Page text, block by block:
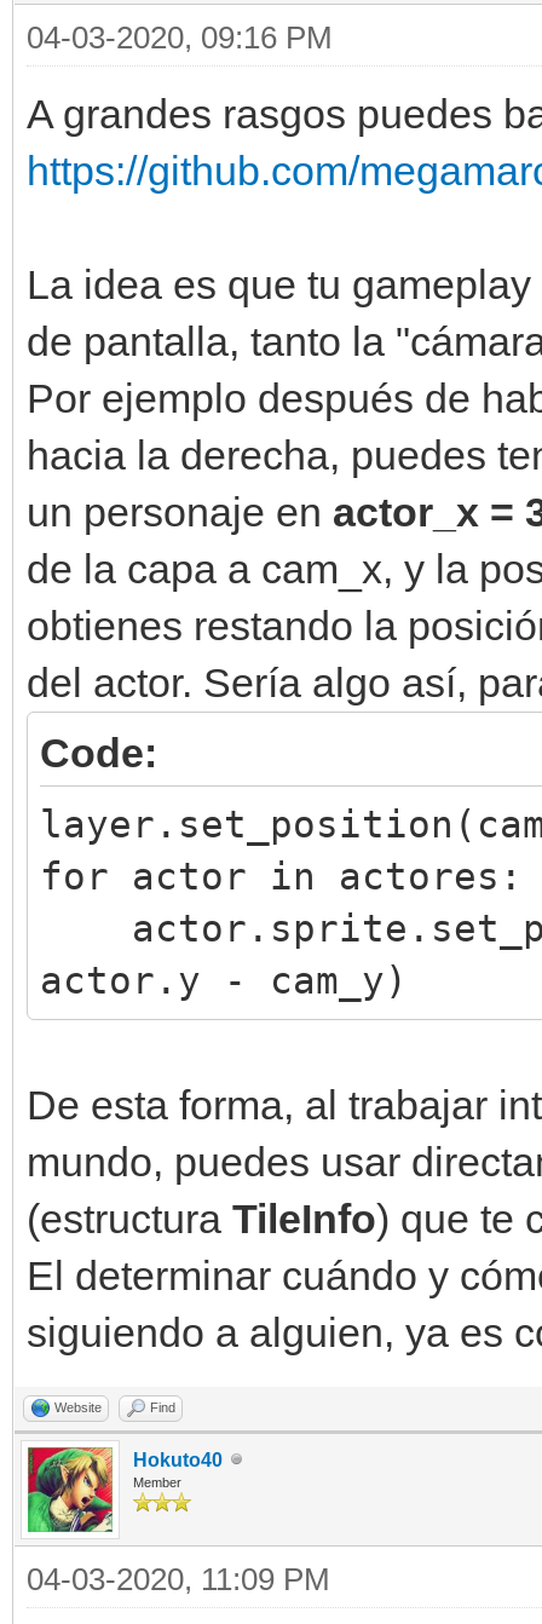
04-03-2020, 09:16 PM
A grandes rasgos puedes
https://github.com/
La idea es que tu
de pantalla, tanto la
Por ejemplo después de
hacia la derecha, puedes
un personaje en actor_ x =
de la capa a cam_x, y la
obtienes restando la
del actor. Sería algo así,
Code:
for actor in actores:
actor.y - cam_y)
De esta forma, al trabajar
mundo, puedes usar
(estructura TileInfo) que te
El determinar cuándo y
siguiendo a alguien, ya es
Website Find
Hokuto40
Member
04-03-2020, 11:09 PM